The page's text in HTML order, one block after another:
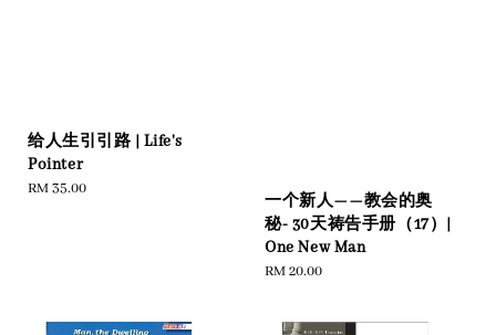
给人生引引路 | Life's
Pointer
Regular
RM 35.00
一个新人——教会的奥
秘- 30天祷告手册（17）|
One New Man
Regular
RM 20.00